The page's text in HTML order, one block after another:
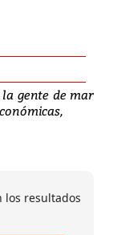
gente de mar
los resultados